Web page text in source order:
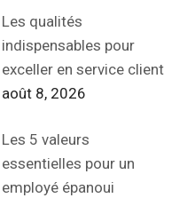
Les qualités
indispensables pour
exceller en service client
août 8, 2026
Les 5 valeurs
essentielles pour un
employé épanoui